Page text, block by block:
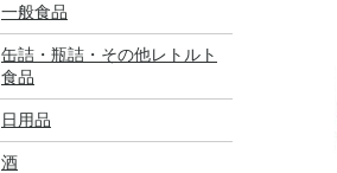
一般食品
缶詰・瓶詰・その他レトルト
食品
日用品
酒